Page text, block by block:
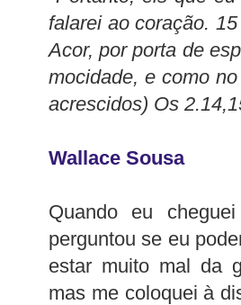
falarei ao coração.
Acor, por porta de
mocidade, e como
acrescidos) Os
Wallace Sousa
Quando eu
perguntou se eu
estar muito mal da
mas me coloquei à